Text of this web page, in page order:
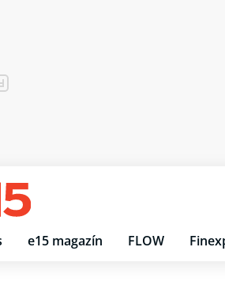
e15 magazín FLOW